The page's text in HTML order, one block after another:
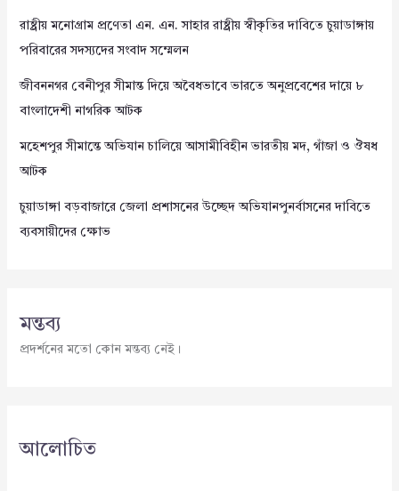
রাষ্ট্রীয় মনোগ্রাম প্রণেতা এন. এন. সাহার রাষ্ট্রীয় স্বীকৃতির দাবিতে চুয়াডাঙ্গায়
পরিবারের সদস্যদের সংবাদ সম্মেলন
জীবননগর বেনীপুর সীমান্ত দিয়ে অবৈধভাবে ভারতে অনুপ্রবেশের দায়ে ৮
বাংলাদেশী নাগরিক আটক
মহেশপুর সীমান্তে অভিযান চালিয়ে আসামীবিহীন ভারতীয় মদ, গাঁজা ও ঔষধ
আটক
চুয়াডাঙ্গা বড়বাজারে জেলা প্রশাসনের উচ্ছেদ অভিযানপুনর্বাসনের দাবিতে
ব্যবসায়ীদের ক্ষোভ
মন্তব্য
প্রদর্শনের মতো কোন মন্তব্য নেই।
আলোচিত